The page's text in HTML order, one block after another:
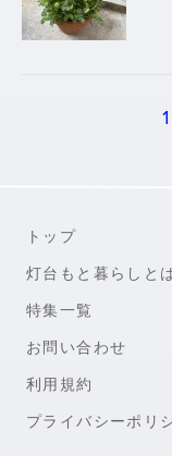
1
トップ
灯台もと暮らしと
特集一覧
お問い合わせ
利用規約
プライバシーポリ